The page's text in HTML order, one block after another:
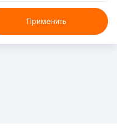
Применить